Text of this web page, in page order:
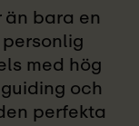
än bara en
med hög
och
perfekta